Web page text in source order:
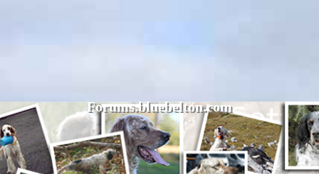
Forums.bluebelton.com